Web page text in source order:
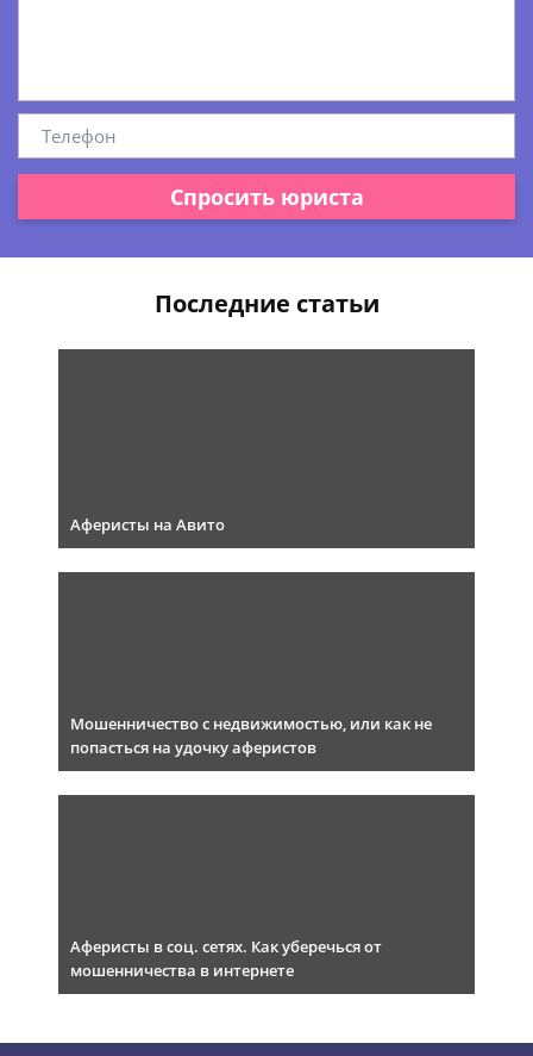
Спросить юриста
Последние статьи
Аферисты на Авито
Мошенничество с недвижимостью, или как не
попасться на удочку аферистов
Аферисты в соц. сетях. Как уберечься от
мошенничества в интернете